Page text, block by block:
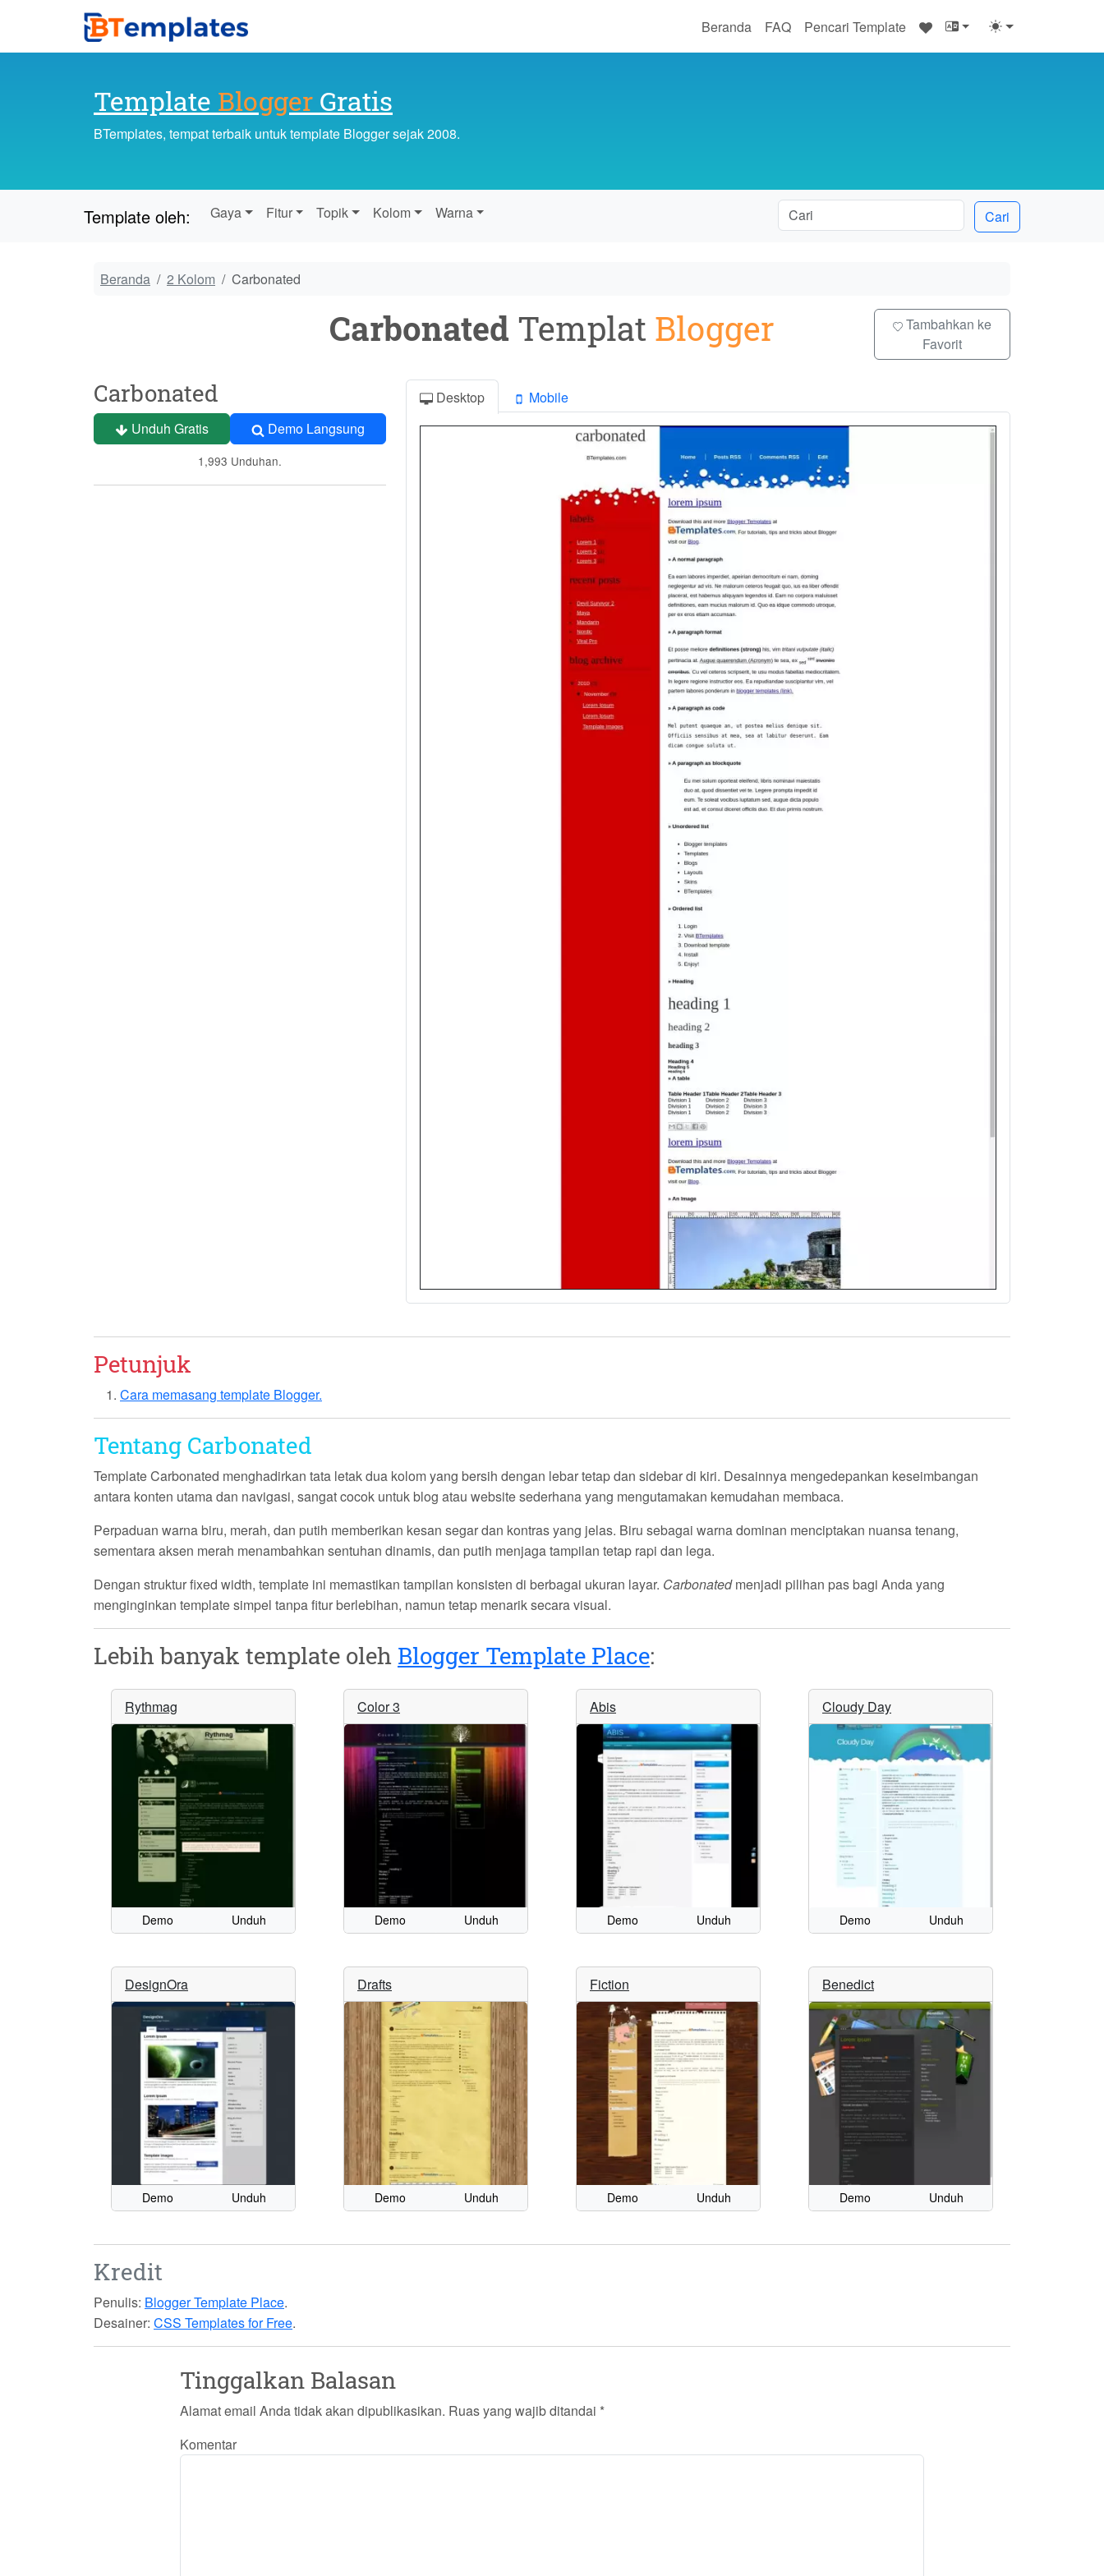
Beranda FAQ Pencari Template ♥
Template Blogger Gratis
BTemplates, tempat terbaik untuk template Blogger sejak 2008.
Template oleh: Gaya Fitur Topik Kolom Warna Cari
Beranda 2 Kolom Carbonated
Carbonated Templat Blogger
Tambahkan ke
Favorit
Carbonated
Unduh Gratis Demo Langsung
1,993 Unduhan.
Desktop Mobile
Petunjuk
Cara memasang template Blogger.
Tentang Carbonated
TemplateCarbonated menghadirkan tata letak dua kolom yang bersih dengan lebar tetap dan sidebar di kiri. Desainnya mengedepankan keseimbangan
antara konten utama dan navigasi, sangat cocok untuk blog atau website sederhana yang mengutamakan kemudahan membaca.
Perpaduan warnabiru, merah, dan putih memberikan kesan segar dan kontras yang jelas. Biru sebagai warna dominan menciptakan nuansa tenang,
sementara aksen merah menambahkan sentuhan dinamis, dan putih menjaga tampilan tetap rapi dan lega.
Dengan struktur fixed width, template ini memastikan tampilan konsisten di berbagai ukuran layar. Carbonatedmenjadi pilihan pas bagi Anda yang
menginginkan template simpel tanpa fitur berlebihan, namun tetap menarik secara visual.
Lebih banyak template oleh Blogger Template Place:
Rythmag
Demo Unduh
Color 3
Demo Unduh
Abis
Demo Unduh
Cloudy Day
Demo Unduh
DesignOra
Demo Unduh
Drafts
Demo Unduh
Fiction
Demo Unduh
Benedict
Demo Unduh
Kredit
Penulis: Blogger Template Place.
Desainer: CSS Templates for Free.
Tinggalkan Balasan
Alamat email Anda tidak akan dipublikasikan. Ruas yang wajib ditandai *
Komentar